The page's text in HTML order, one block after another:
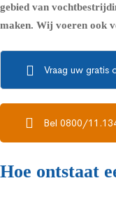
gebied van
maken. Wij voeren ook
Vraag uw gratis
Bel 0800/
Hoe ontstaat